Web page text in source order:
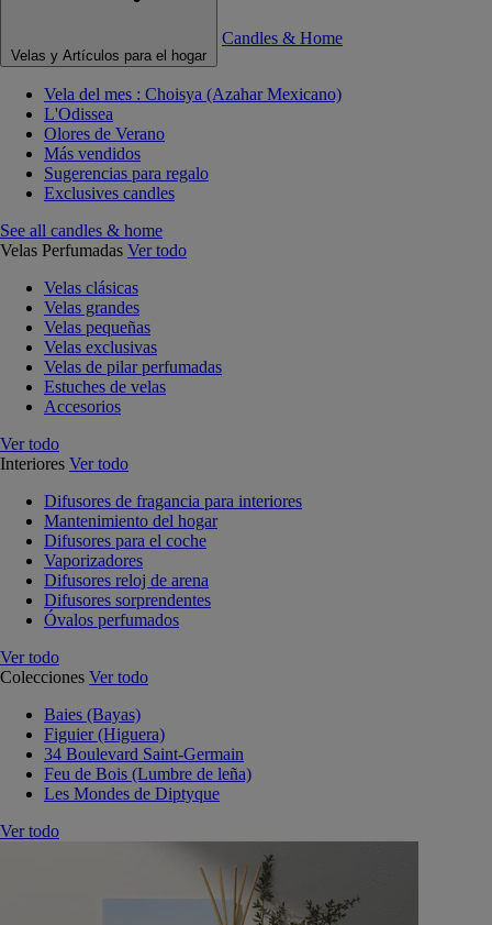
Velas y Artículos para el hogar
Candles & Home
Vela del mes : Choisya (Azahar Mexicano)
L'Odissea
Olores de Verano
Más vendidos
Sugerencias para regalo
Exclusives candles
See all candles & home
Velas Perfumadas Ver todo
Velas clásicas
Velas grandes
Velas pequeñas
Velas exclusivas
Velas de pilar perfumadas
Estuches de velas
Accesorios
Ver todo
Interiores Ver todo
Difusores de fragancia para interiores
Mantenimiento del hogar
Difusores para el coche
Vaporizadores
Difusores reloj de arena
Difusores sorprendentes
Óvalos perfumados
Ver todo
Colecciones Ver todo
Baies (Bayas)
Figuier (Higuera)
34 Boulevard Saint-Germain
Feu de Bois (Lumbre de leña)
Les Mondes de Diptyque
Ver todo